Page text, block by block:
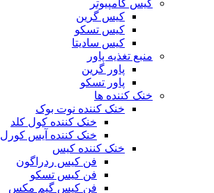
کیس کامپیوتر
کیس گرین
کیس تسکو
کیس سادیتا
منبع تغذیه‌ پاور
پاور گرین
پاور تسکو
خنک کننده ها
خنک کننده نوت بوک
خنک کننده کول کلد
خنک کننده آیس کورل
خنک کننده کیس
فن کیس ردراگون
فن کیس تسکو
فن کیس گیم مکس